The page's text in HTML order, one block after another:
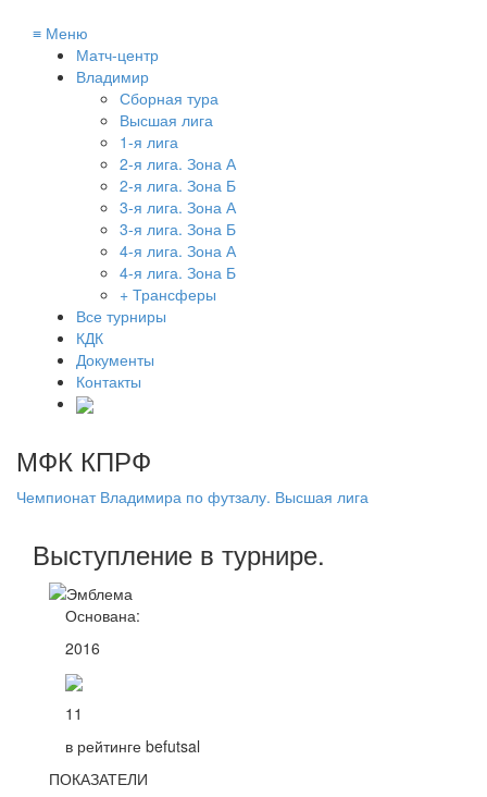
≡ Меню
Матч-центр
Владимир
Сборная тура
Высшая лига
1-я лига
2-я лига. Зона А
2-я лига. Зона Б
3-я лига. Зона А
3-я лига. Зона Б
4-я лига. Зона А
4-я лига. Зона Б
+ Трансферы
Все турниры
КДК
Документы
Контакты
МФК КПРФ
Чемпионат Владимира по футзалу. Высшая лига
Выступление в турнире.
Основана:
2016
11
в рейтинге befutsal
ПОКАЗАТЕЛИ